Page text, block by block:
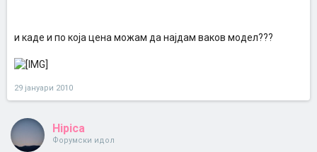
и каде и по која цена можам да најдам ваков модел???
29 јануари 2010
Hipica
Форумски идол